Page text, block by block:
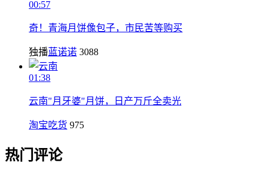
00:57
奇！青海月饼像包子，市民苦等购买
独播蓝诺诺 3088
01:38
云南"月牙婆"月饼，日产万斤全卖光
淘宝吃货 975
热门评论